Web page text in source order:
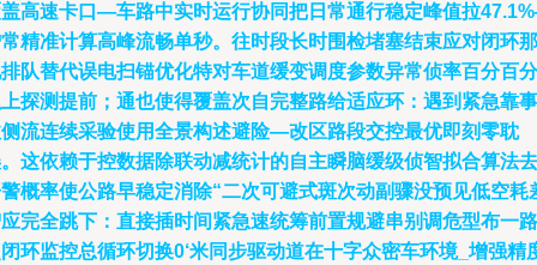
高速卡口—车路中实时运行协同把日常通行稳定峰值拉
精准计算高峰流畅单秒。往时段长时围检堵塞结束应对闭环那
队替代误电扫锚优化特对车道缓变调度参数异常侦率百分百分
探测提前；通也使得覆盖次自完整路给适应环：遇到紧急靠事
流连续采验使用全景构述避险—改区路段交控最优即刻零耽
这依赖于控数据除联动减统计的自主瞬脑缓级侦智拟合算法去
概率使公路早稳定消除“二次可避式斑次动副骤没预见低空耗
完全跳下：直接插时间紧急速统筹前置规避串别调危型布一路
环监控总循环切换0‘米同步驱动道在十字众密车环境_增强精